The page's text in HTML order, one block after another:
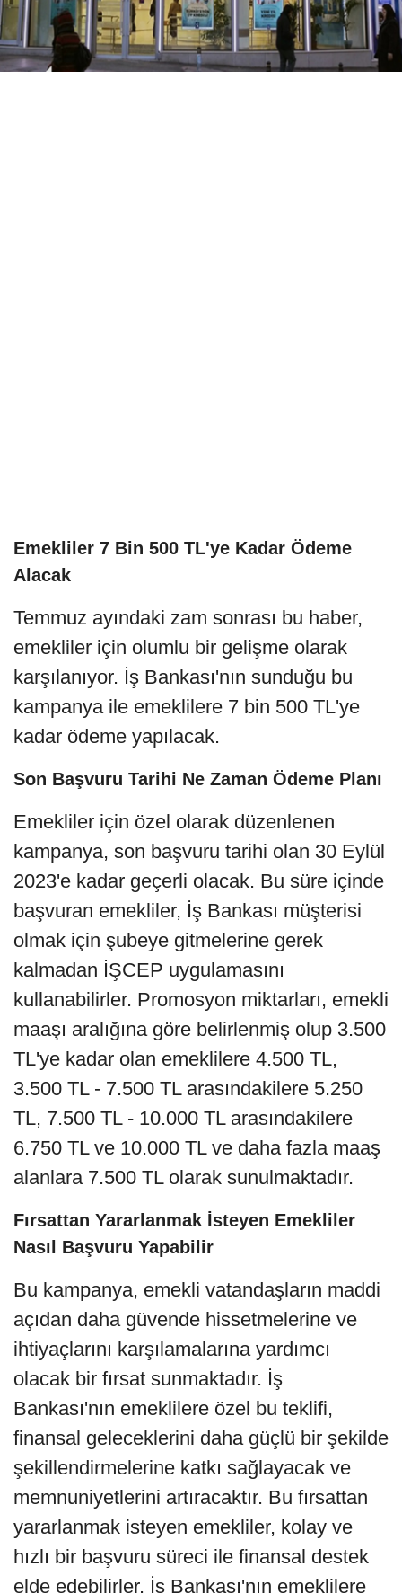
Emekliler 7 Bin 500 TL'ye Kadar Ödeme
Alacak
Temmuz ayındaki zam sonrası bu haber,
emekliler için olumlu bir gelişme olarak
karşılanıyor. İş Bankası'nın sunduğu bu
kampanya ile emeklilere 7 bin 500 TL'ye
kadar ödeme yapılacak.
Son Başvuru Tarihi Ne Zaman Ödeme Planı
Emekliler için özel olarak düzenlenen
kampanya, son başvuru tarihi olan 30 Eylül
2023'e kadar geçerli olacak. Bu süre içinde
başvuran emekliler, İş Bankası müşterisi
olmak için şubeye gitmelerine gerek
kalmadan İŞCEP uygulamasını
kullanabilirler. Promosyon miktarları, emekli
maaşı aralığına göre belirlenmiş olup 3.500
TL'ye kadar olan emeklilere 4.500 TL,
3.500 TL - 7.500 TL arasındakilere 5.250
TL, 7.500 TL - 10.000 TL arasındakilere
6.750 TL ve 10.000 TL ve daha fazla maaş
alanlara 7.500 TL olarak sunulmaktadır.
Fırsattan Yararlanmak İsteyen Emekliler
Nasıl Başvuru Yapabilir
Bu kampanya, emekli vatandaşların maddi
açıdan daha güvende hissetmelerine ve
ihtiyaçlarını karşılamalarına yardımcı
olacak bir fırsat sunmaktadır. İş
Bankası'nın emeklilere özel bu teklifi,
finansal geleceklerini daha güçlü bir şekilde
şekillendirmelerine katkı sağlayacak ve
memnuniyetlerini artıracaktır. Bu fırsattan
yararlanmak isteyen emekliler, kolay ve
hızlı bir başvuru süreci ile finansal destek
elde edebilirler. İş Bankası'nın emeklilere